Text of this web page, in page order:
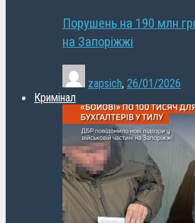
Порушень на 190 млн
на Запоріжжі
zapsich, 26/01/2026
Кримінал